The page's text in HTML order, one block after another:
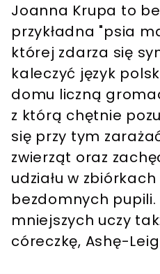
Joanna Krupa to
przykładna "psia
której zdarza się
kaleczyć język
domu liczną
z którą chętnie
się przy tym
zwierząt oraz
udziału w
bezdomnych
mniejszych uczy
córeczkę, Ashę-